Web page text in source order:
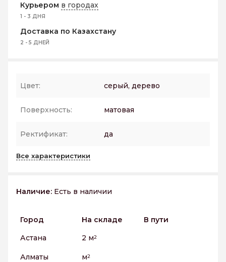
Курьером в городах
1 - 3 ДНЯ
Доставка по Казахстану
2 - 5 ДНЕЙ
Цвет: серый, дерево
Поверхность: матовая
Ректификат: да
Все характеристики
Наличие: Есть в наличии
Город На складе
В пути
Астана
2 м2
Алматы м2